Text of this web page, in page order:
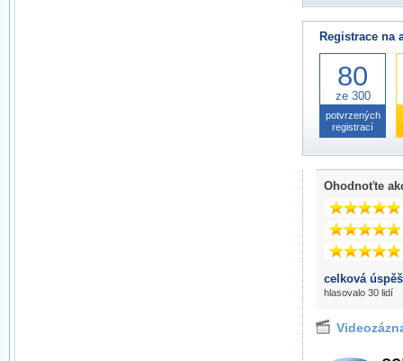
Registrace na
80
ze 300
potvrzených
registrací
Ohodnoťte
celková
hlasovalo 30 lidí